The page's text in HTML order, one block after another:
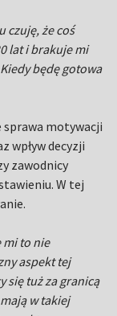
czuję, że coś
lat i brakuje mi
będę gotowa
motywacji
wpływ decyzji
zawodnicy
W tej
mi to nie
aspekt tej
się tuż za granicą
w takiej